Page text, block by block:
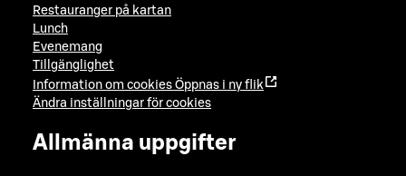
Restauranger på kartan
Lunch
Evenemang
Tillgänglighet
Information om cookies Öppnas i ny flik
Ändra inställningar för cookies
Allmänna uppgifter